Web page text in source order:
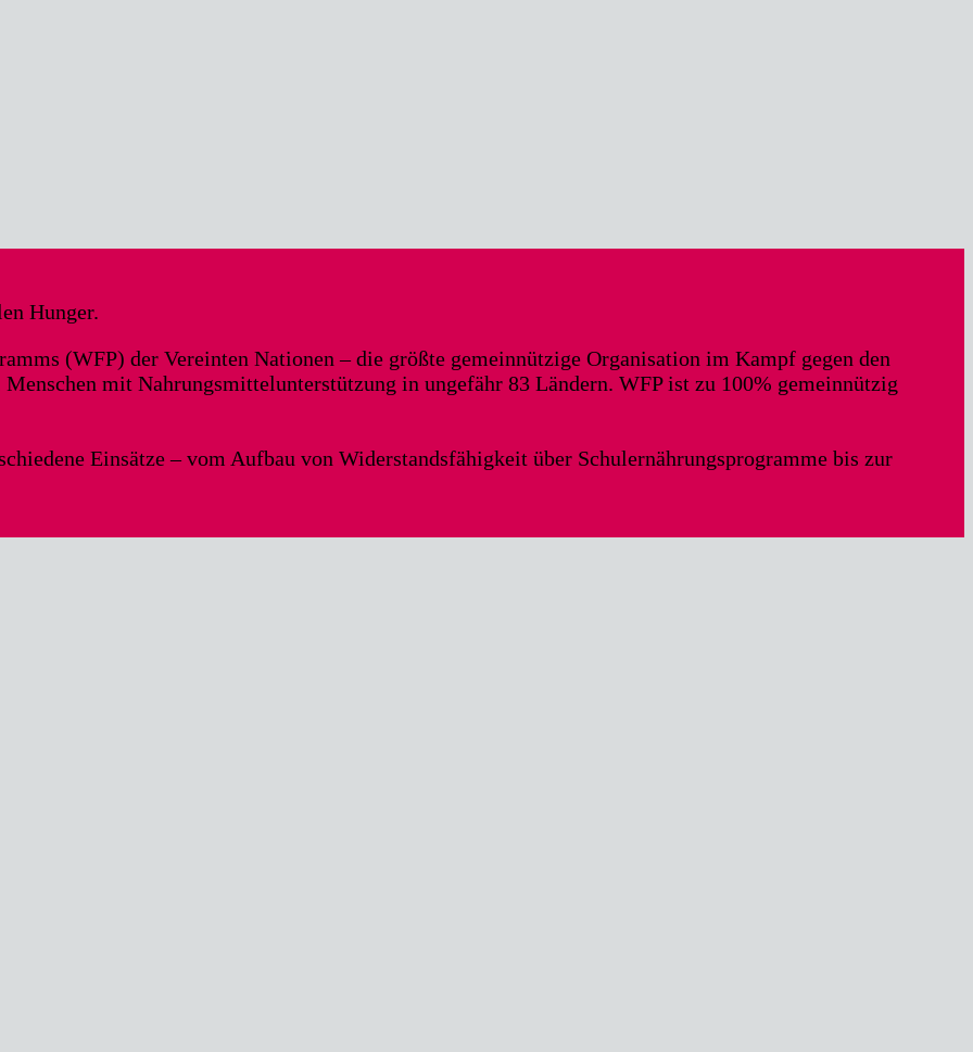
Hunger.
(WFP) der Vereinten Nationen – die größte gemeinnützige Organisation im Kampf gegen den
mit Nahrungsmittelunterstützung in ungefähr 83 Ländern. WFP ist zu 100% gemeinnützig
Einsätze – vom Aufbau von Widerstandsfähigkeit über Schulernährungsprogramme bis zur